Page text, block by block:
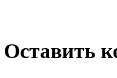
Оставить